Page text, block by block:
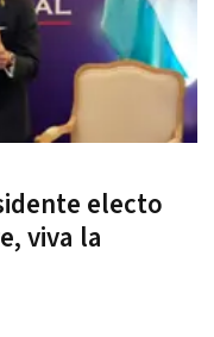
electo
viva la